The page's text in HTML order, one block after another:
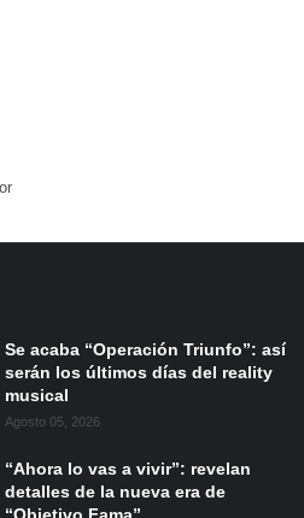
Se acaba “Operación Triunfo”: así
serán los últimos días del reality
musical
Agosto 05, 2026
“Ahora lo vas a vivir”: revelan
detalles de la nueva era de